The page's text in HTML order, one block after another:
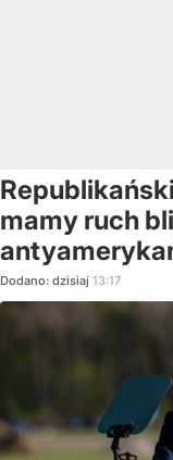
mamy ruch
Dodano: dzisiaj 13:17